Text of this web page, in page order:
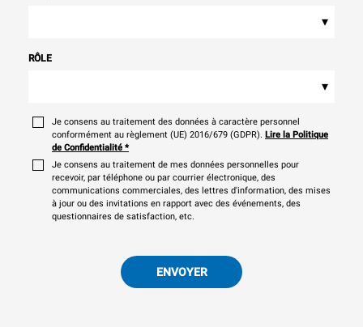
▾
RÔLE
▾
Je consens au traitement des données à caractère personnel
conformément au règlement (UE) 2016/679 (GDPR). Lire la Politique
de Confidentialité *
Je consens au traitement de mes données personnelles pour
recevoir, par téléphone ou par courrier électronique, des
communications commerciales, des lettres d'information, des mises
à jour ou des invitations en rapport avec des événements, des
questionnaires de satisfaction, etc.
ENVOYER